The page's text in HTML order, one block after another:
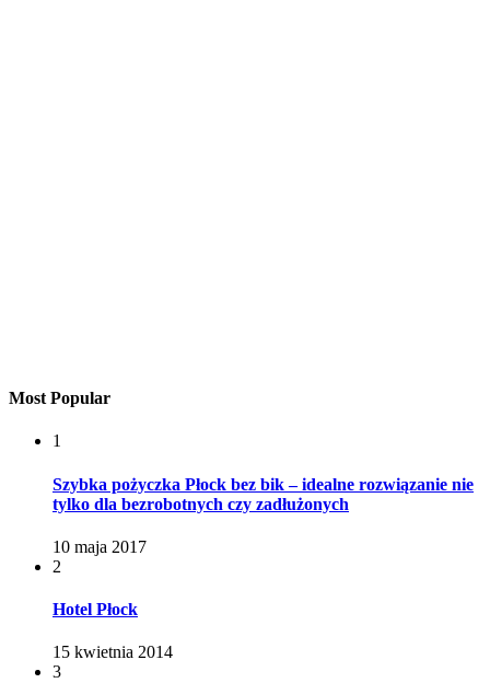
Most Popular
1
Szybka pożyczka Płock bez bik – idealne rozwiązanie nie
tylko dla bezrobotnych czy zadłużonych
10 maja 2017
2
Hotel Płock
15 kwietnia 2014
3